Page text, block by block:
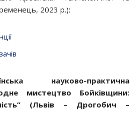
2023 р.):
науково-практична
мистецтво Бойківщини:
(Львів – Дрогобич –